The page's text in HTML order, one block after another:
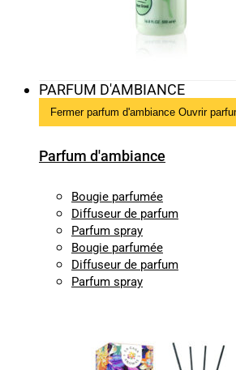
PARFUM D'AMBIANCE
Fermer parfum d'ambiance Ouvrir
Parfum d'ambiance
Bougie parfumée
Diffuseur de parfum
Parfum spray
Bougie parfumée
Diffuseur de parfum
Parfum spray